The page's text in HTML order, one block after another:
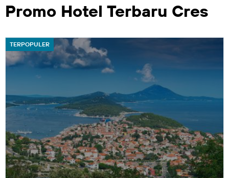
Promo Hotel Terbaru Cres
TERPOPULER